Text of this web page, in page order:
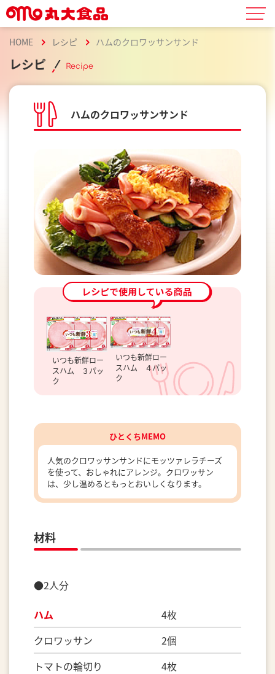
HOME レシピ ハムのクロワッサンサンド
レシピ Recipe
ハムのクロワッサンサンド
いつも新鮮ロー
スハム ３パッ
ク
いつも新鮮ロー
スハム ４パッ
ク
ひとくちMEMO
人気のクロワッサンサンドにモッツァレラチーズ
を使って、おしゃれにアレンジ。クロワッサン
は、少し温めるともっとおいしくなります。
材料
●2人分
ハム 4枚
クロワッサン 2個
トマトの輪切り 4枚